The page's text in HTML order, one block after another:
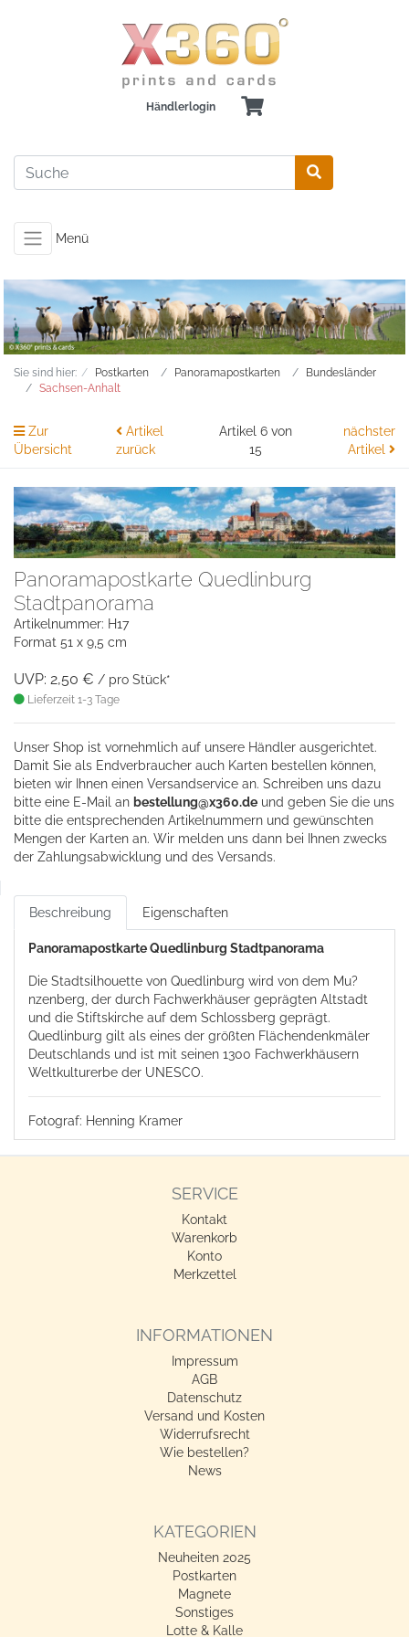
Händlerlogin
Menü
Sie sind hier: Postkarten Panoramapostkarten
Bundesländer
Sachsen-Anhalt
Zur
Übersicht
Artikel
zurück
Artikel 6 von
15
nächster
Artikel
Panoramapostkarte Quedlinburg
Stadtpanorama
Artikelnummer: H17
Format 51 x 9,5 cm
UVP: 2,50 € / pro Stück*
Lieferzeit 1-3 Tage
Unser Shop ist vornehmlich auf unsere Händler ausgerichtet.
Damit Sie als Endverbraucher auch Karten bestellen können,
bieten wir Ihnen einen Versandservice an. Schreiben uns dazu
bitte eine E-Mail an bestellung@x360.de und geben Sie die uns
bitte die entsprechenden Artikelnummern und gewünschten
Mengen der Karten an. Wir melden uns dann bei Ihnen zwecks
der Zahlungsabwicklung und des Versands.
Beschreibung Eigenschaften
Panoramapostkarte Quedlinburg Stadtpanorama
Die Stadtsilhouette von Quedlinburg wird von dem Mu?
nzenberg, der durch Fachwerkhäuser geprägten Altstadt
und die Stiftskirche auf dem Schlossberg geprägt.
Quedlinburg gilt als eines der größten Flächendenkmäler
Deutschlands und ist mit seinen 1300 Fachwerkhäusern
Weltkulturerbe der UNESCO.
Fotograf: Henning Kramer
SERVICE
Kontakt
Warenkorb
Konto
Merkzettel
INFORMATIONEN
Impressum
AGB
Datenschutz
Versand und Kosten
Widerrufsrecht
Wie bestellen?
News
KATEGORIEN
Neuheiten 2025
Postkarten
Magnete
Sonstiges
Lotte & Kalle